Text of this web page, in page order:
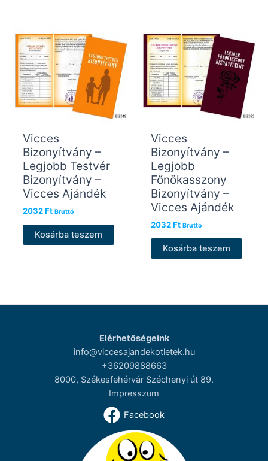
Vicces
Bizonyítvány –
Legjobb Testvér
Bizonyítvány –
Vicces Ajándék
2032Ft Bruttó
Kosárba teszem
Vicces
Bizonyítvány –
Legjobb
Főnökasszony
Bizonyítvány –
Vicces Ajándék
2032Ft Bruttó
Kosárba teszem
Elérhetőségeink
info@viccesajandekotletek.hu
+36209888663
8000, Székesfehérvár Széchenyi út 89.
Impresszum
Facebook